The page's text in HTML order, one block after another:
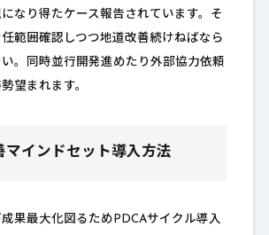
なり得たケース報告されています。そ
範囲確認しつつ地道改善続けねばなら
。同時並行開発進めたり外部協力依頼
望まれます。
マインドセット導入方法
果最大化図るためPDCAサイクル導入